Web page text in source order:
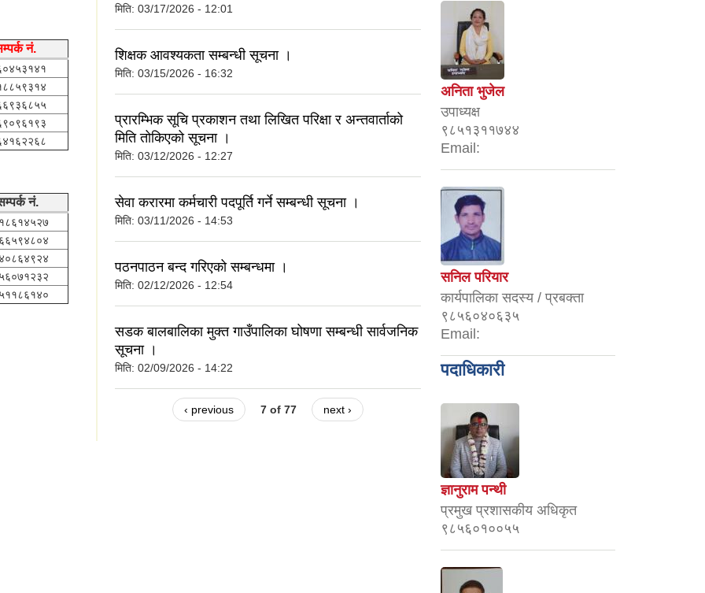
नं.
नं.
मिति: 03/17/2026 - 12:01
शिक्षक आवश्यकता सम्बन्धी सूचना ।
मिति: 03/15/2026 - 16:32
प्रारम्भिक सूचि प्रकाशन तथा लिखित परिक्षा र अन्तवार्ताको
मिति तोकिएको सूचना ।
मिति: 03/12/2026 - 12:27
सेवा करारमा कर्मचारी पदपूर्ति गर्ने सम्बन्धी सूचना ।
मिति: 03/11/2026 - 14:53
पठनपाठन बन्द गरिएको सम्बन्धमा ।
मिति: 02/12/2026 - 12:54
सडक बालबालिका मुक्त गाउँपालिका घोषणा सम्बन्धी सार्वजनिक
सूचना ।
मिति: 02/09/2026 - 14:22
‹ previous 7 of 77 next ›
अनिता भुजेल
उपाध्यक्ष
९८५१३११७४४
Email:
सनिल परियार
कार्यपालिका सदस्य / प्रबक्ता
९८५६०४०६३५
Email:
पदाधिकारी
ज्ञानुराम पन्थी
प्रमुख प्रशासकीय अधिकृत
९८५६०१००५५